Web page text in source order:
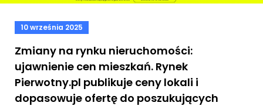
10 września 2025
Zmiany na rynku nieruchomości:
ujawnienie cen mieszkań. Rynek
Pierwotny.pl publikuje ceny lokali i
dopasowuje ofertę do poszukujących